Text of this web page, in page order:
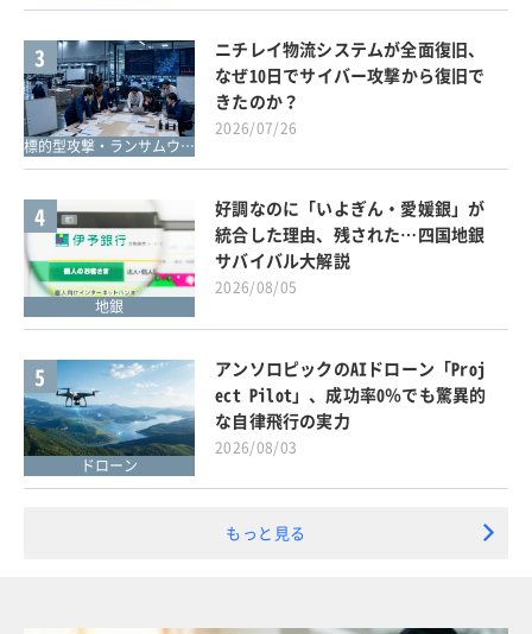
3
標的型攻撃・ランサムウェア対策
ニチレイ物流システムが全面復旧、
なぜ10日でサイバー攻撃から復旧で
きたのか？
2026/07/26
4
地銀
好調なのに「いよぎん・愛媛銀」が
統合した理由、残された…四国地銀
サバイバル大解説
2026/08/05
5
ドローン
アンソロピックのAIドローン「Proj
ect Pilot」、成功率0％でも驚異的
な自律飛行の実力
2026/08/03
もっと見る